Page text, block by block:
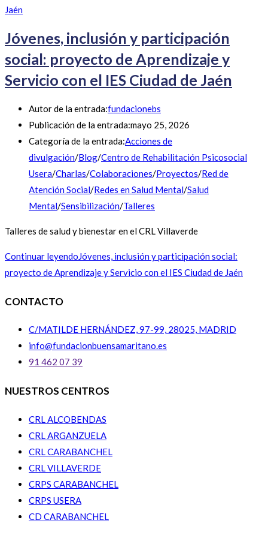
Jóvenes, inclusión y participación
social: proyecto de Aprendizaje y
Servicio con el IES Ciudad de Jaén
Autor de la entrada:fundacionebs
Publicación de la entrada:mayo 25, 2026
Categoría de la entrada:Acciones de
divulgación/Blog/Centro de Rehabilitación Psicosocial
Usera/Charlas/Colaboraciones/Proyectos/Red de
Atención Social/Redes en Salud Mental/Salud
Mental/Sensibilización/Talleres
Talleres de salud y bienestar en el CRL Villaverde
Continuar leyendoJóvenes, inclusión y participación social:
proyecto de Aprendizaje y Servicio con el IES Ciudad de Jaén
CONTACTO
C/MATILDE HERNÁNDEZ, 97-99, 28025, MADRID
info@fundacionbuensamaritano.es
91 462 07 39
NUESTROS CENTROS
CRL ALCOBENDAS
CRL ARGANZUELA
CRL CARABANCHEL
CRL VILLAVERDE
CRPS CARABANCHEL
CRPS USERA
CD CARABANCHEL